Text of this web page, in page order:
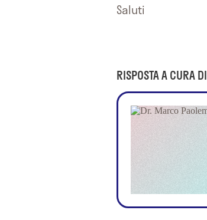
Saluti
RISPOSTA A CURA DI